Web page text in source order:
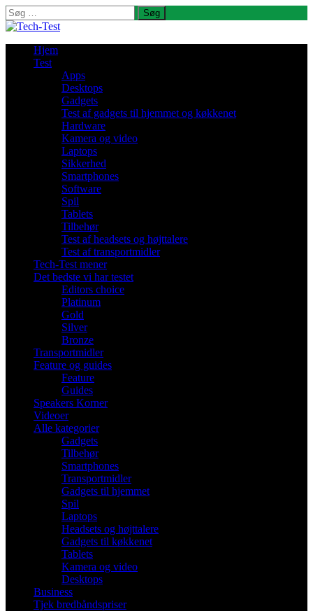
Søg
efter:
Hjem
Test
Apps
Desktops
Gadgets
Test af gadgets til hjemmet og køkkenet
Hardware
Kamera og video
Laptops
Sikkerhed
Smartphones
Software
Spil
Tablets
Tilbehør
Test af headsets og højttalere
Test af transportmidler
Tech-Test mener
Det bedste vi har testet
Editors choice
Platinum
Gold
Silver
Bronze
Transportmidler
Feature og guides
Feature
Guides
Speakers Korner
Videoer
Alle kategorier
Gadgets
Tilbehør
Smartphones
Transportmidler
Gadgets til hjemmet
Spil
Laptops
Headsets og højttalere
Gadgets til køkkenet
Tablets
Kamera og video
Desktops
Business
Tjek bredbåndspriser